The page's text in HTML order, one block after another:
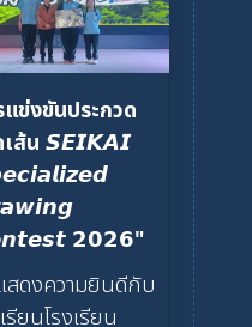
แข่งขันประกวด
เส้น 𝙎𝙀𝙄𝙆𝘼𝙄
𝟮𝟬𝟮𝟲"
สดงความยินดีกับ
ยนโรงเรียน